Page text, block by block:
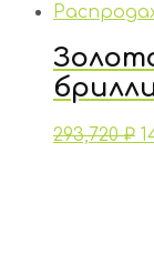
293,720₽